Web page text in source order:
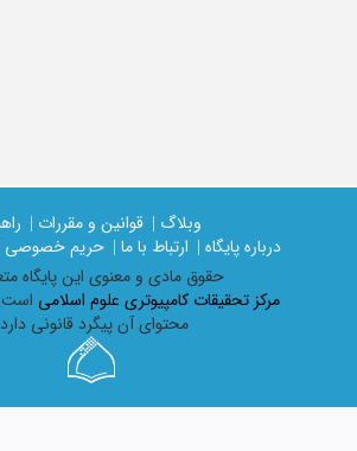
وبلاگ | قوانین و مقررات |
درباره پایگاه |
ارتباط با ما | حریم خصوصی |
حقوق مادی و معنوی اين پايگاه
مرکز تحقیقات کامپیوتری علوم اسلامی است
محتوای آن پیگرد قانونی